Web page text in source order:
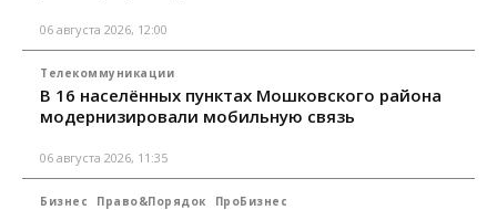
06 августа 2026, 12:00
Телекоммуникации
В 16 населённых пунктах Мошковского района
модернизировали мобильную связь
06 августа 2026, 11:35
Бизнес Право&Порядок ПроБизнес